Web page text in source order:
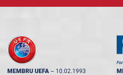
MEMBRU UEFA -- 10.02.1993